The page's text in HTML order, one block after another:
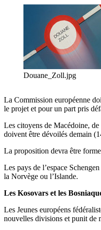
Douane_Zoll.jpg
La Commission européenne
le projet et pour un part pris
Les citoyens de Macédoine,
doivent être dévoilés demain
La proposition devra être
Les pays de l’espace
la Norvège ou l’Islande.
Les Kosovars et les
Les Jeunes européens
nouvelles divisions et punit de